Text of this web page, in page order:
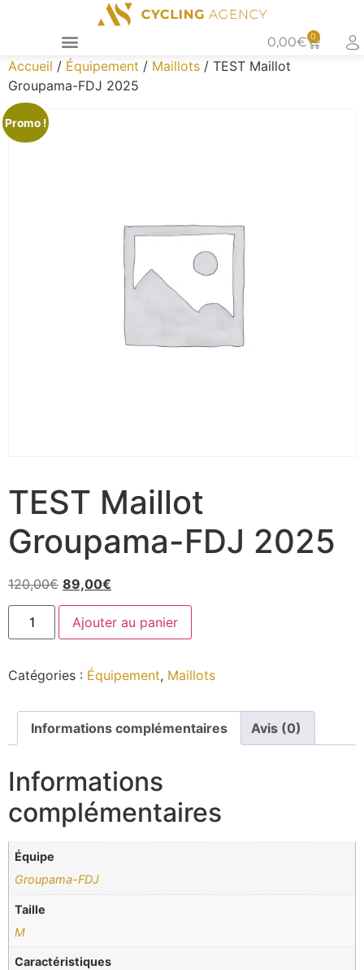
0,00€ 0
Accueil / Équipement / Maillots / TEST Maillot
Groupama-FDJ 2025
Promo !
TEST Maillot
Groupama-FDJ 2025
120,00€ 89,00€
Ajouter au panier
Catégories : Équipement, Maillots
Informations complémentaires Avis (0)
Informations
complémentaires
Équipe
Groupama-FDJ
Taille
M
Caractéristiques